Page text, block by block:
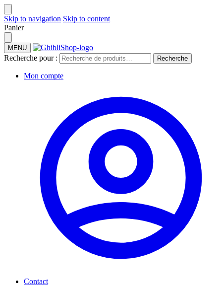
Skip to navigation Skip to content
Panier
MENU
Recherche pour : Recherche
Mon compte
Contact